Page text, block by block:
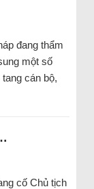
đang thẩm
một số
cán bộ,
cố Chủ tịch